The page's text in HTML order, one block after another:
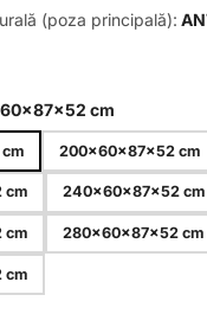
(poza principală):
cm
200x60x87x52 cm
cm 240x60x87x52 cm
cm 280x60x87x52 cm
cm